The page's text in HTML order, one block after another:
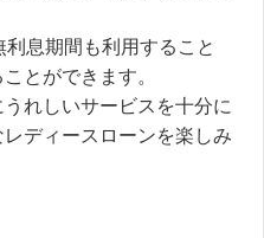
息期間も利用すること
とができます。
れしいサービスを十分に
ディースローンを楽しみ